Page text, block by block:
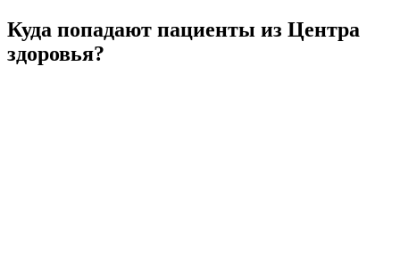
Куда попадают пациенты из Центра
здоровья?